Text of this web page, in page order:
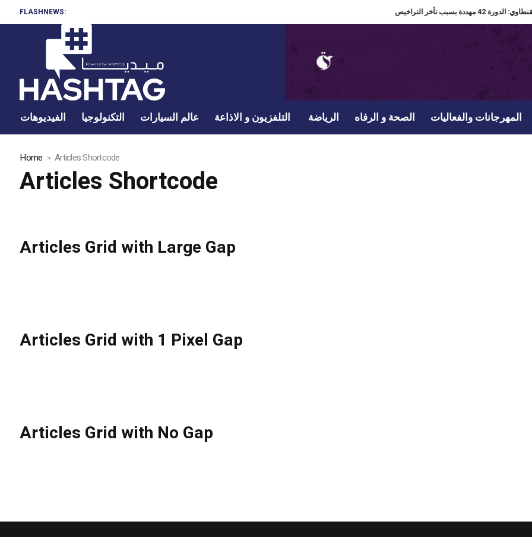
FLASHNEWS: الدورة 42 مهددة بسبب تأخر التراخيص
الفيديوهات التكنولوجيا عالم السيارات التلفزيون و الاذاعة الرياضة الصحة و الرفاه المهرجانات والفعاليات
Home Articles Shortcode
Articles Shortcode
Articles Grid with Large Gap
Articles Grid with 1 Pixel Gap
Articles Grid with No Gap